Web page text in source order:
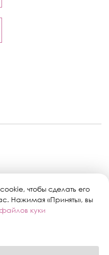
данныхчтобы сделать его
Нажимая «Принять», вы
куки